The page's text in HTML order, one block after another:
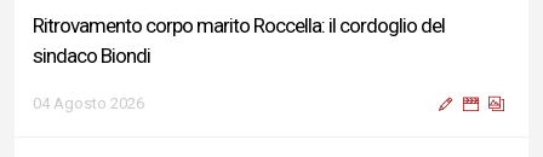
Ritrovamento corpo marito Roccella: il cordoglio del
sindaco Biondi
04 Agosto 2026